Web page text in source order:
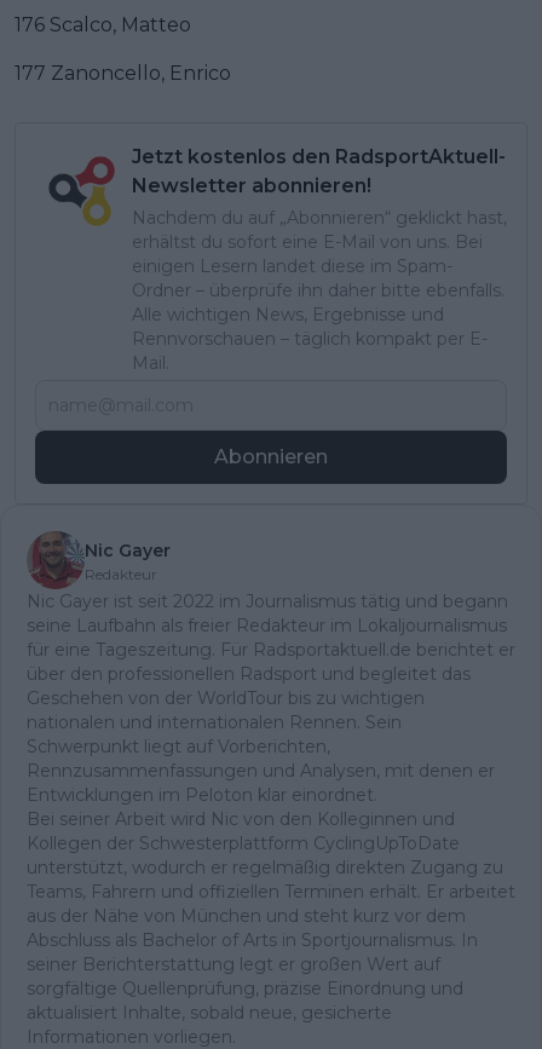
176 Scalco, Matteo
177 Zanoncello, Enrico
Jetzt kostenlos den RadsportAktuell-
Newsletter abonnieren!
Nachdem du auf „Abonnieren“ geklickt hast,
erhältst du sofort eine E-Mail von uns. Bei
einigen Lesern landet diese im Spam-
Ordner – überprüfe ihn daher bitte ebenfalls.
Alle wichtigen News, Ergebnisse und
Rennvorschauen – täglich kompakt per E-
Mail.
Abonnieren
Nic Gayer
Redakteur
Nic Gayer ist seit 2022 im Journalismus tätig und begann
seine Laufbahn als freier Redakteur im Lokaljournalismus
für eine Tageszeitung. Für Radsportaktuell.de berichtet er
über den professionellen Radsport und begleitet das
Geschehen von der WorldTour bis zu wichtigen
nationalen und internationalen Rennen. Sein
Schwerpunkt liegt auf Vorberichten,
Rennzusammenfassungen und Analysen, mit denen er
Entwicklungen im Peloton klar einordnet.
Bei seiner Arbeit wird Nic von den Kolleginnen und
Kollegen der Schwesterplattform CyclingUpToDate
unterstützt, wodurch er regelmäßig direkten Zugang zu
Teams, Fahrern und offiziellen Terminen erhält. Er arbeitet
aus der Nähe von München und steht kurz vor dem
Abschluss als Bachelor of Arts in Sportjournalismus. In
seiner Berichterstattung legt er großen Wert auf
sorgfältige Quellenprüfung, präzise Einordnung und
aktualisiert Inhalte, sobald neue, gesicherte
Informationen vorliegen.